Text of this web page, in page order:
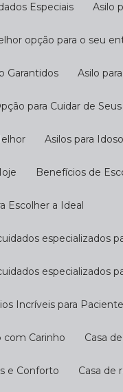
Especiais
opção para o seu
Garantidos Asilo
para Cuidar de
Asilos para
Benefícios de
Escolher a Ideal
especializados
especializados
Incríveis para
com Carinho Casa
e Conforto Casa